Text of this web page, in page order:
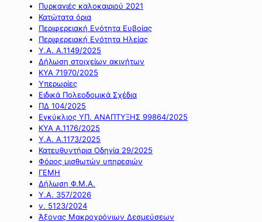
Πυρκαγιές καλοκαιριού 2021
Κατώτατα όρια
Περιφερειακή Ενότητα Ευβοίας
Περιφερειακή Ενότητα Ηλείας
Υ.Α. Α.1149/2025
Δήλωση στοιχείων ακινήτων
ΚΥΑ 71970/2025
Υπερωρίες
Ειδικά Πολεοδομικά Σχέδια
ΠΔ 104/2025
Εγκύκλιος ΥΠ. ΑΝΑΠΤΥΞΗΣ 99864/2025
ΚΥΑ Α.1176/2025
Υ.Α. Α.1173/2025
Κατευθυντήρια Οδηγία 29/2025
Φόρος μισθωτών υπηρεσιών
ΓΕΜΗ
Δήλωση Φ.Μ.Α.
Υ.Α. 357/2026
ν. 5123/2024
Άξονας Μακροχρόνιων Δεσμεύσεων